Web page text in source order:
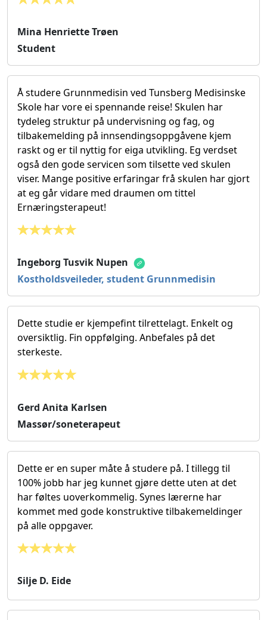
Mina Henriette Trøen
Student
Å studere Grunnmedisin ved Tunsberg Medisinske
Skole har vore ei spennande reise! Skulen har
tydeleg struktur på undervisning og fag, og
tilbakemelding på innsendingsoppgåvene kjem
raskt og er til nyttig for eiga utvikling. Eg verdset
også den gode servicen som tilsette ved skulen
viser. Mange positive erfaringar frå skulen har gjort
at eg går vidare med draumen om tittel
Ernæringsterapeut!
Ingeborg Tusvik Nupen
Kostholdsveileder, student Grunnmedisin
Dette studie er kjempefint tilrettelagt. Enkelt og
oversiktlig. Fin oppfølging. Anbefales på det
sterkeste.
Gerd Anita Karlsen
Massør/soneterapeut
Dette er en super måte å studere på. I tillegg til
100% jobb har jeg kunnet gjøre dette uten at det
har føltes uoverkommelig. Synes lærerne har
kommet med gode konstruktive tilbakemeldinger
på alle oppgaver.
Silje D. Eide